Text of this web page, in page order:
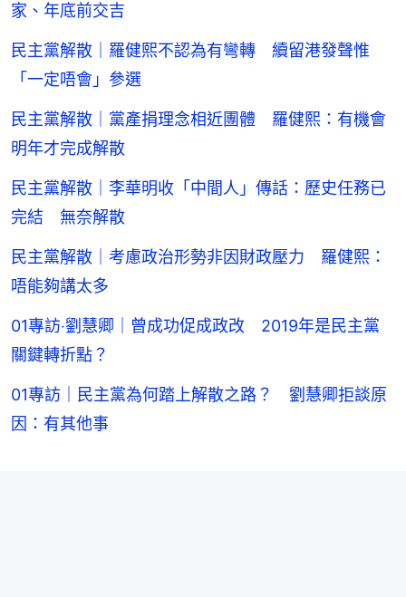
家、年底前交吉
民主黨解散｜羅健熙不認為有彎轉 續留港發聲惟
「一定唔會」參選
民主黨解散｜黨產捐理念相近團體 羅健熙：有機會
明年才完成解散
民主黨解散｜李華明收「中間人」傳話：歷史任務已
完結 無奈解散
民主黨解散｜考慮政治形勢非因財政壓力 羅健熙：
唔能夠講太多
01專訪‧劉慧卿｜曾成功促成政改 2019年是民主黨
關鍵轉折點？
01專訪｜民主黨為何踏上解散之路？ 劉慧卿拒談原
因：有其他事